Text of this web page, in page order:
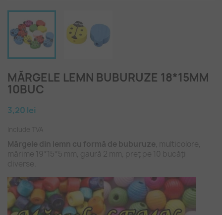
MĂRGELE LEMN BUBURUZE 18*15MM
10BUC
3,20 lei
Include TVA
Mărgele din lemn cu formă de buburuze, multicolore,
mărime 19*15*5 mm, gaură 2 mm, preț pe 10 bucăți
diverse.